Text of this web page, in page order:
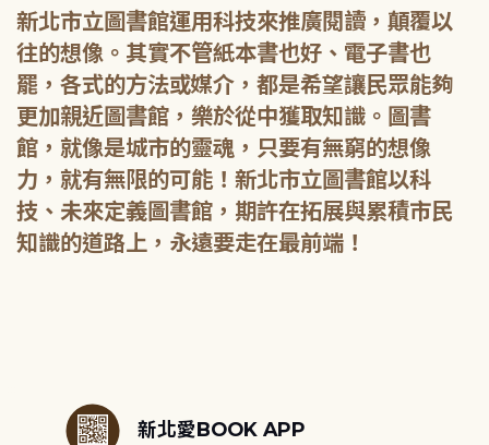
新北市立圖書館運用科技來推廣閱讀，顛覆以
往的想像。其實不管紙本書也好、電子書也
罷，各式的方法或媒介，都是希望讓民眾能夠
更加親近圖書館，樂於從中獲取知識。圖書
館，就像是城市的靈魂，只要有無窮的想像
力，就有無限的可能！新北市立圖書館以科
技、未來定義圖書館，期許在拓展與累積市民
知識的道路上，永遠要走在最前端！
新北愛BOOK APP